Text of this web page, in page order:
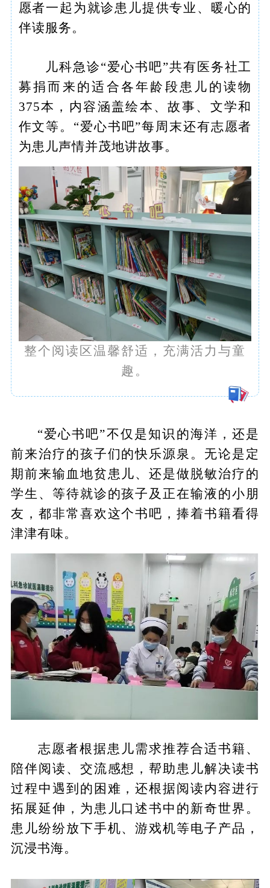
愿者一起为就诊患儿提供专业、暖心的
伴读服务。
儿科急诊“爱心书吧”共有医务社工
募捐而来的适合各年龄段患儿的读物
375本，内容涵盖绘本、故事、文学和
作文等。“爱心书吧”每周末还有志愿者
为患儿声情并茂地讲故事。
整个阅读区温馨舒适，充满活力与童
趣。
“爱心书吧”不仅是知识的海洋，还是
前来治疗的孩子们的快乐源泉。无论是定
期前来输血地贫患儿、还是做脱敏治疗的
学生、等待就诊的孩子及正在输液的小朋
友，都非常喜欢这个书吧，捧着书籍看得
津津有味。
志愿者根据患儿需求推荐合适书籍、
陪伴阅读、交流感想，帮助患儿解决读书
过程中遇到的困难，还根据阅读内容进行
拓展延伸，为患儿口述书中的新奇世界。
患儿纷纷放下手机、游戏机等电子产品，
沉浸书海。